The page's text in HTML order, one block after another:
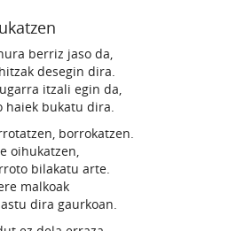
berriz jaso da,
desegin dira.
itzali egin da,
haiek bukatu dira.
borrokatzen.
oihukatzen,
bilakatu arte.
malkoak
dira gaurkoan.